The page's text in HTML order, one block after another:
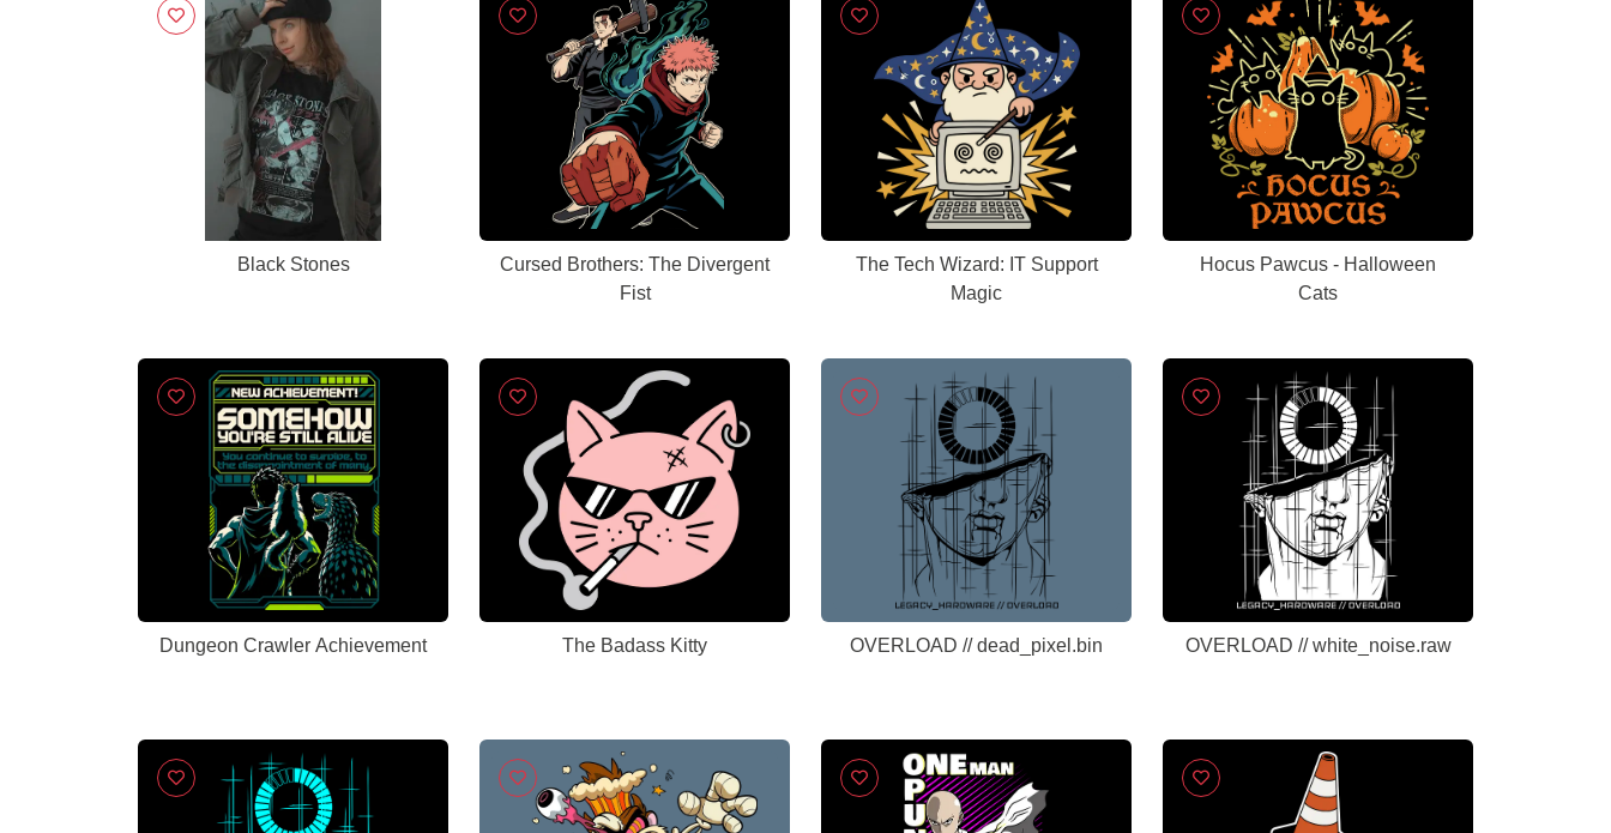
Black Stones
Cursed Brothers: The Divergent
Fist
The Tech Wizard: IT Support
Magic
Hocus Pawcus - Halloween
Cats
Dungeon Crawler Achievement The Badass Kitty OVERLOAD // dead_pixel.bin OVERLOAD // white_noise.raw